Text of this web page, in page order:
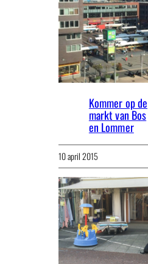
Kommer op de
markt van Bos
en Lommer
10 april 2015